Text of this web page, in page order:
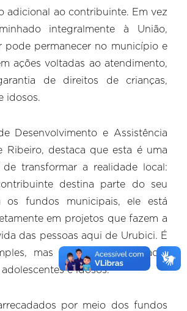
adicional ao contribuinte. Em vez
integralmente à União,
pode permanecer no município e
ações voltadas ao atendimento,
de direitos de crianças,
idosos.
Desenvolvimento e Assistência
Ribeiro, destaca que esta é uma
de transformar a realidade local:
destina parte do seu
os fundos municipais, ele está
em projetos que fazem a
das pessoas aqui de Urubici. É
mas com grande impacto
e idosos.”
por meio dos fundos